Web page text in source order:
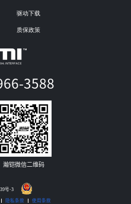
驱动下载
质保政策
3588
瀚铠微信二维码
号-3
隐私条款 使用条款